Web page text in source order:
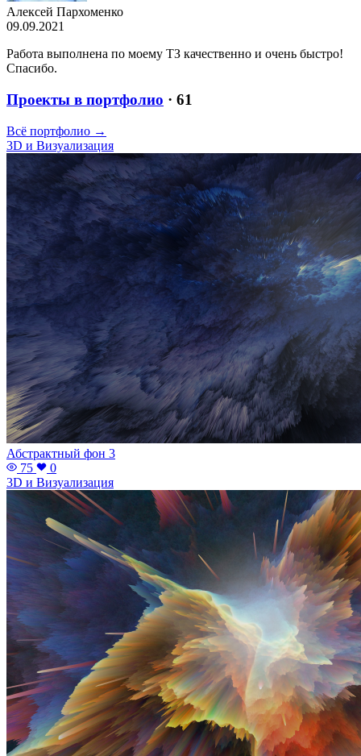
Алексей Пархоменко
09.09.2021
Работа выполнена по моему ТЗ качественно и очень быстро!
Спасибо.
Проекты в портфолио · 61
Всё портфолио →
3D и Визуализация
Абстрактный фон 3
75
0
3D и Визуализация